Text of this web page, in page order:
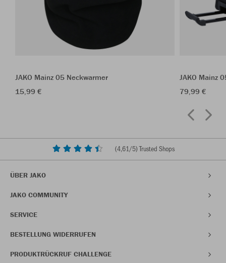
JAKO Mainz 05 Neckwarmer
15,99 €
JAKO Mainz
79,99 €
(4,61/5) Trusted Shops
ÜBER JAKO
JAKO COMMUNITY
SERVICE
BESTELLUNG WIDERRUFEN
PRODUKTRÜCKRUF CHALLENGE